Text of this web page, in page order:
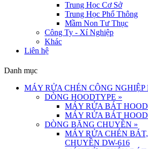
Trung Học Cơ Sở
Trung Học Phổ Thông
Mầm Non Tư Thục
Công Ty - Xí Nghiệp
Khác
Liên hệ
Danh mục
MÁY RỬA CHÉN CÔNG NGHIỆP
DÒNG HOODTYPE »
MÁY RỬA BÁT
MÁY RỬA BÁT
DÒNG BĂNG CHUYỀN »
MÁY RỬA CHÉN
CHUYỀN DW-616